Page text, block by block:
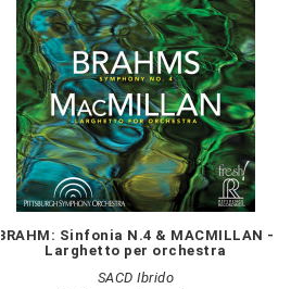
BRAHM: Sinfonia N.4 & MACMILLAN -
Larghetto per orchestra
SACD Ibrido